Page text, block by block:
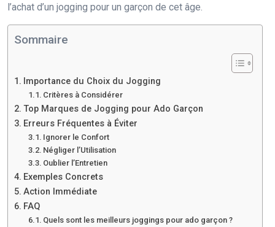
l’achat d’un jogging pour un garçon de cet âge.
Sommaire
Importance du Choix du Jogging
Critères à Considérer
Top Marques de Jogging pour Ado Garçon
Erreurs Fréquentes à Éviter
Ignorer le Confort
Négliger l’Utilisation
Oublier l’Entretien
Exemples Concrets
Action Immédiate
FAQ
Quels sont les meilleurs joggings pour ado garçon ?